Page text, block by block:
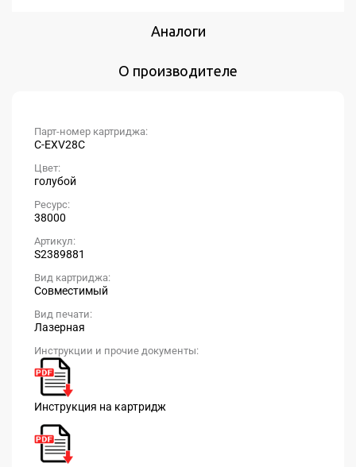
Аналоги
О производителе
Парт-номер картриджа:
C-EXV28C
Цвет:
голубой
Ресурс:
38000
Артикул:
S2389881
Вид картриджа:
Совместимый
Вид печати:
Лазерная
Инструкции и прочие документы:
Инструкция на картридж